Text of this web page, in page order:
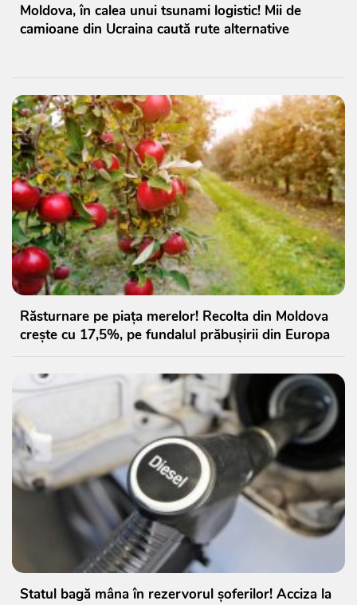
Moldova, în calea unui tsunami logistic! Mii de
camioane din Ucraina caută rute alternative
Răsturnare pe piața merelor! Recolta din Moldova
crește cu 17,5%, pe fundalul prăbușirii din Europa
Statul bagă mâna în rezervorul șoferilor! Acciza la